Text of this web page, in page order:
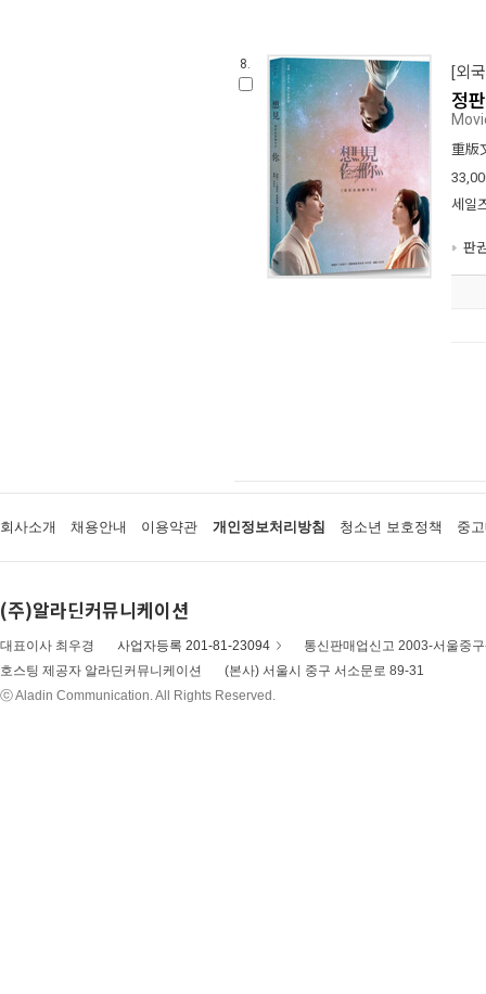
8. [외
정
重版
세일
판
회사소개 채용안내 이용약관 개인정보처리방침 청소년 보호정책 중
(주)알라딘커뮤니케이션
대표이사 최우경 사업자등록 201-81-23094
통신판매업신고 2003-서울중
호스팅 제공자 알라딘커뮤니케이션
(본사) 서울시 중구 서소문로 89-31
ⓒ Aladin Communication. All Rights Reserved.